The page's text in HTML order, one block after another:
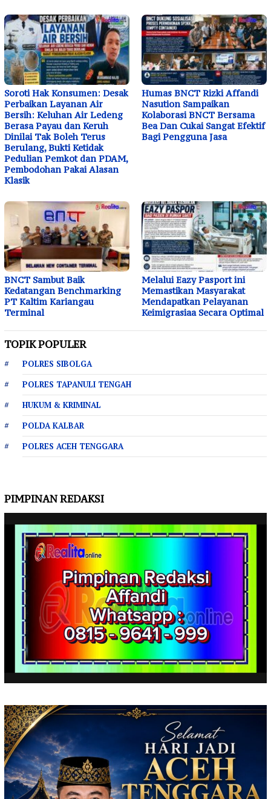
Soroti Hak Konsumen: Desak
Perbaikan Layanan Air
Bersih: Keluhan Air Ledeng
Berasa Payau dan Keruh
Dinilai Tak Boleh Terus
Berulang, Bukti Ketidak
Pedulian Pemkot dan PDAM,
Pembodohan Pakai Alasan
Klasik
Humas BNCT Rizki Affandi
Nasution Sampaikan
Kolaborasi BNCT Bersama
Bea Dan Cukai Sangat Efektif
Bagi Pengguna Jasa
BNCT Sambut Baik
Kedatangan Benchmarking
PT Kaltim Kariangau
Terminal
Melalui Eazy Pasport ini
Memastikan Masyarakat
Mendapatkan Pelayanan
Keimigrasiaa Secara Optimal
TOPIK POPULER
POLRES SIBOLGA
POLRES TAPANULI TENGAH
HUKUM & KRIMINAL
POLDA KALBAR
POLRES ACEH TENGGARA
PIMPINAN REDAKSI